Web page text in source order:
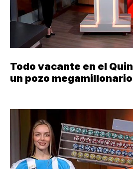
Todo vacante en el
un pozo megamillonario